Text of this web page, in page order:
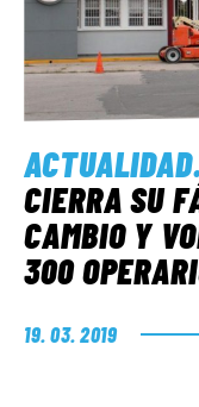
ACTUALIDAD.
CIERRA SU
CAMBIO Y
300
19. 03. 2019